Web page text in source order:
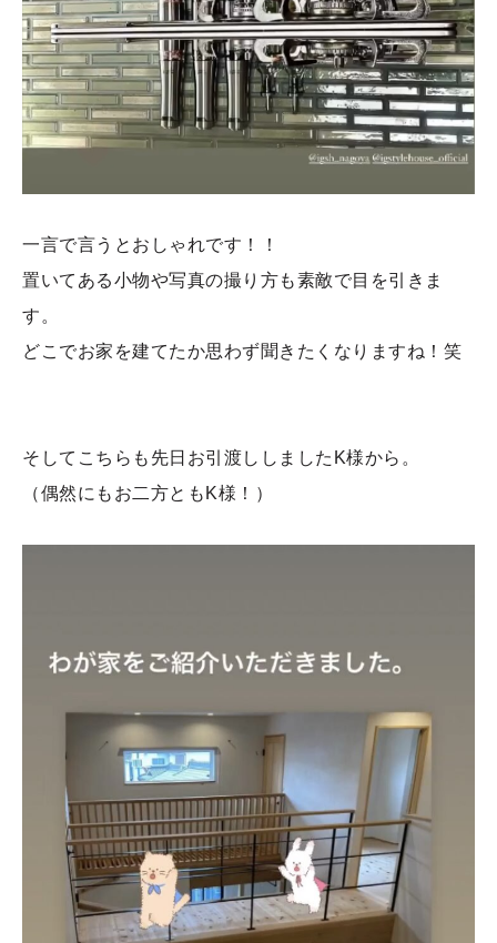
一言で言うとおしゃれです！！
置いてある小物や写真の撮り方も素敵で目を引きま
す。
どこでお家を建てたか思わず聞きたくなりますね！笑
そしてこちらも先日お引渡ししましたK様から。
（偶然にもお二方ともK様！）